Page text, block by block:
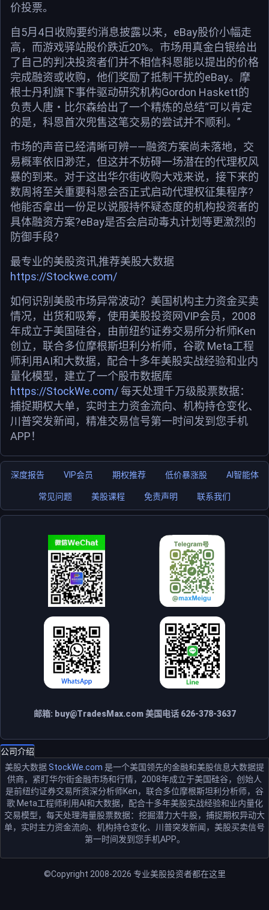
价投票。
自5月4日收购要约消息披露以来，eBay股价小幅走
高，而游戏驿站股价跌近20%。市场用真金白银给出
了自己的判决投资者们并不相信科恩能以提出的价格
完成融资或收购，他们奖励了抵制干扰的eBay。摩
根士丹利旗下事件驱动研究机构Gordon Haskett的
负责人唐・比尔森给出了一个精炼的总结“可以肯定
的是，科恩首次兜售这笔交易的尝试并不顺利。”
市场的声音已经清晰可辨——融资方案尚未落地，交
易概率依旧渺茫，但这并不妨碍一场潜在的代理权风
暴的到来。对于这出华尔街收购大戏来说，接下来的
数周将至关重要科恩会否正式启动代理权征集程序?
他能否拿出一份足以说服持怀疑态度的机构投资者的
具体融资方案?eBay是否会启动毒丸计划等更激烈的
防御手段?
最专业的美股资讯,推荐美股大数据
https://Stockwe.com/
如何识别美股市场异常波动？美国机构主力资金买卖
情况，出货和吸筹，使用美股投资网VIP会员，2008
年成立于美国硅谷，由前纽约证券交易所分析师Ken
创立，联合多位摩根斯坦利分析师，谷歌 Meta工程
师利用AI和大数据，配合十多年美股实战经验和业内
量化模型，建立了一个股市数据库
https://StockWe.com/每天处理千万级股票数据：
捕捉期权大单，实时主力资金流向、机构持仓变化、
川普突发新闻，精准交易信号第一时间发到您手机
APP！
深度报告 VIP会员 期权推荐 低价暴涨股 AI智能体
常见问题 美股课程 免责声明 联系我们
邮箱: buy@TradesMax.com美国电话 626-378-3637
公司介绍
美股大数据StockWe.com 是一个美国领先的金融和美股信息大数据提
供商，紧盯华尔街金融市场和行情，2008年成立于美国硅谷，创始人
是前纽约证券交易所资深分析师Ken，联合多位摩根斯坦利分析师，谷
歌 Meta工程师利用AI和大数据，配合十多年美股实战经验和业内量化
交易模型，每天处理海量股票数据：挖掘潜力大牛股，捕捉期权异动大
单，实时主力资金流向、机构持仓变化、川普突发新闻，美股买卖信号
第一时间发到您手机APP。
©Copyright 2008-2026 专业美股投资者都在这里